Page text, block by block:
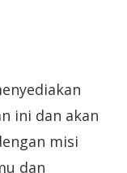
ini dan akan
misi
dan